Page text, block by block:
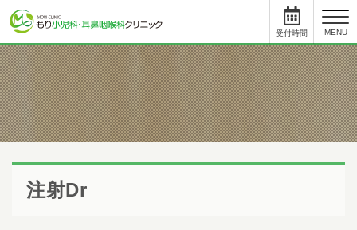
MENU
受付時間
と について
小児科
受付時間 月 火 水 木 金
土
09:00 - 11:45
● ● ● ● ●
12:45まで
15:30 - 17:45
● ● - ● ● -
耳鼻科
注射Dr